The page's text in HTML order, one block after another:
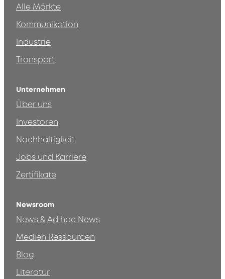
Alle Märkte
Kommunikation
Industrie
Transport
Unternehmen
Über uns
Investoren
Nachhaltigkeit
Jobs und Karriere
Zertifikate
Newsroom
News & Ad hoc News
Medien Ressourcen
Blog
Literatur